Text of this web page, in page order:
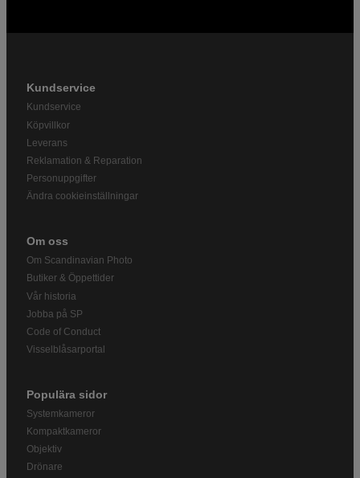
Kundservice
Kundservice
Köpvillkor
Leverans
Reklamation & Reparation
Personuppgifter
Ändra cookieinställningar
Om oss
Om Scandinavian Photo
Butiker & Öppettider
Vår historia
Jobba på SP
Code of Conduct
Visselblåsarportal
Populära sidor
Systemkameror
Kompaktkameror
Objektiv
Drönare